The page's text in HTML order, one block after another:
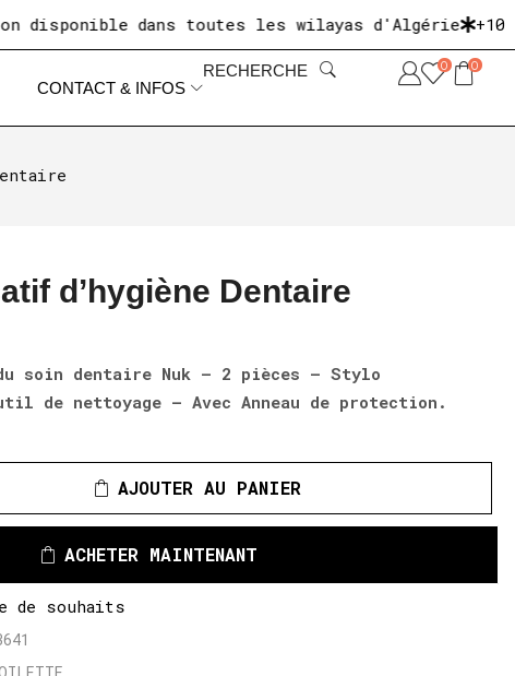
dans toutes les wilayas d'Algérie +10 000
CONTACT & INFOS
RECHERCHE 0 0
d’hygiène Dentaire
soin dentaire Nuk – 2 pièces – Stylo
de nettoyage – Avec Anneau de protection.
AJOUTER AU PANIER
ACHETER MAINTENANT
souhaits